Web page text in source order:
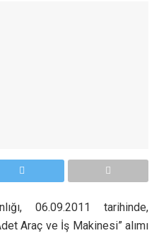
06.09.2011 tarihinde,
Araç ve İş Makinesi” alımı